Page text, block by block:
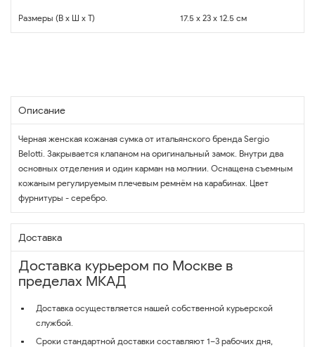
Размеры (В x Ш x Т) 17.5 x 23 x 12.5 см
Описание
Черная женская кожаная сумка от итальянского бренда Sergio
Belotti. Закрывается клапаном на оригинальный замок. Внутри два
основных отделения и один карман на молнии. Оснащена съемным
кожаным регулируемым плечевым ремнём на карабинах. Цвет
фурнитуры - серебро.
Доставка
Доставка курьером по Москве в
пределах МКАД
Доставка осуществляется нашей собственной курьерской
службой.
Сроки стандартной доставки составляют 1–3 рабочих дня,